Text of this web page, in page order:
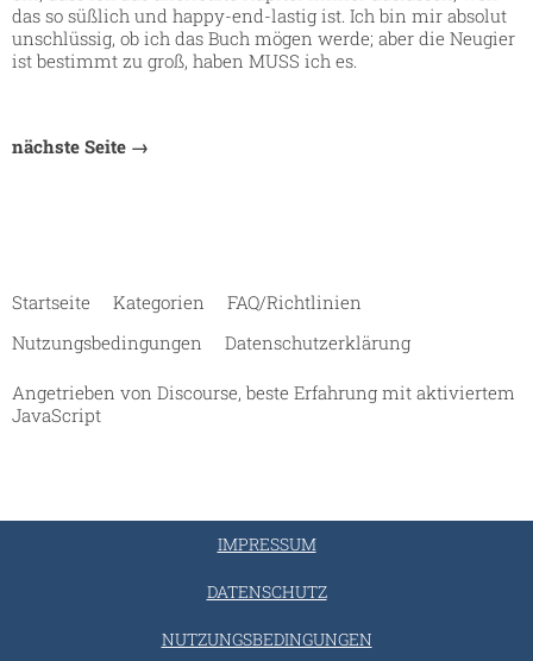
das so süßlich und happy-end-lastig ist. Ich bin mir absolut
unschlüssig, ob ich das Buch mögen werde; aber die Neugier
ist bestimmt zu groß, haben MUSS ich es.
nächste Seite →
Startseite Kategorien
FAQ/Richtlinien
Nutzungsbedingungen
Datenschutzerklärung
Angetrieben von Discourse, beste Erfahrung mit aktiviertem
JavaScript
IMPRESSUM
DATENSCHUTZ
NUTZUNGSBEDINGUNGEN